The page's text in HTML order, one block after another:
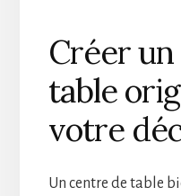
Créer
table
votre
Un centre de table